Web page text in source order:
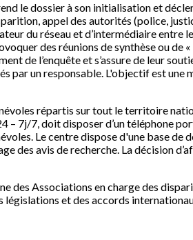
le dossier à son initialisation et
appel des autorités (police,
du réseau et d’intermédiaire entre
des réunions de synthèse ou de
de l’enquête et s’assure de leur
par un responsable. L'objectif est une
répartis sur tout le territoire
7j/7, doit disposer d’un téléphone
Le centre dispose d'une base de
des avis de recherche. La décision
des Associations en charge des
législations et des accords